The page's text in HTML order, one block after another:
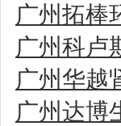
广州拓棒
广州科卢
广州华越
广州达博